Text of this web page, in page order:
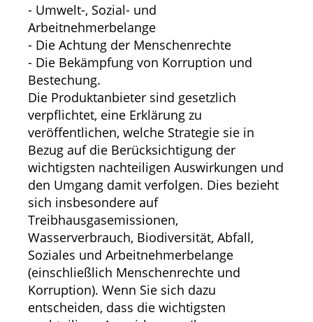
- Umwelt-, Sozial- und
Arbeitnehmerbelange
- Die Achtung der Menschenrechte
- Die Bekämpfung von Korruption und
Bestechung.
Die Produktanbieter sind gesetzlich
verpflichtet, eine Erklärung zu
veröffentlichen, welche Strategie sie in
Bezug auf die Berücksichtigung der
wichtigsten nachteiligen Auswirkungen und
den Umgang damit verfolgen. Dies bezieht
sich insbesondere auf
Treibhausgasemissionen,
Wasserverbrauch, Biodiversität, Abfall,
Soziales und Arbeitnehmerbelange
(einschließlich Menschenrechte und
Korruption). Wenn Sie sich dazu
entscheiden, dass die wichtigsten